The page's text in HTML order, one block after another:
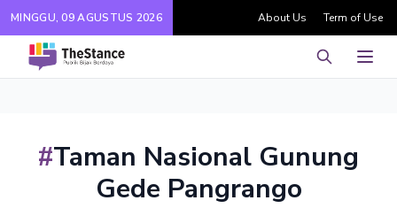
MINGGU, 09 AGUSTUS 2026 About Us Term of Use
Pencarian
#Taman Nasional Gunung
Gede Pangrango